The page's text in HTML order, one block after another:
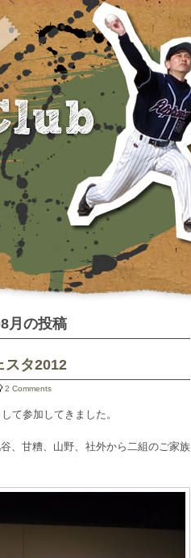
月の投稿
スタ2012
2 Comments
て参加してきました。
、甘糟、山野、社外から二組のご家族